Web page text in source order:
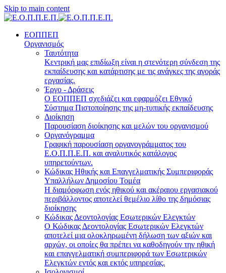
Skip to main content
ΕΟΠΠΕΠ
Οργανισμός
Ταυτότητα
Κεντρική μας επιδίωξη είναι η στενότερη σύνδεση της
εκπαίδευσης και κατάρτισης με τις ανάγκες της αγοράς
εργασίας.
Έργο - Δράσεις
Ο ΕΟΠΠΕΠ σχεδιάζει και εφαρμόζει Eθνικό
Σύστημα Πιστοποίησης της μη-τυπικής εκπαίδευσης
Διοίκηση
Παρουσίαση διοίκησης και μελών του οργανισμού
Οργανόγραμμα
Γραφική παρουσίαση οργανογράμματος του
Ε.Ο.Π.Π.Ε.Π. και αναλυτικός κατάλογος
υπηρετούντων.
Κώδικας Ηθικής και Επαγγελματικής Συμπεριφοράς
Υπαλλήλων Δημοσίου Τομέα
Η διαμόρφωση ενός ηθικού και ακέραιου εργασιακού
περιβάλλοντος αποτελεί θεμέλιο λίθο της δημόσιας
διοίκησης
Κώδικας Δεοντολογίας Εσωτερικών Ελεγκτών
Ο Κώδικας Δεοντολογίας Εσωτερικών Ελεγκτών
αποτελεί μια ολοκληρωμένη δήλωση των αξιών και
αρχών, οι οποίες θα πρέπει να καθοδηγούν την ηθική
και επαγγελματική συμπεριφορά των Εσωτερικών
Ελεγκτών εντός και εκτός υπηρεσίας.